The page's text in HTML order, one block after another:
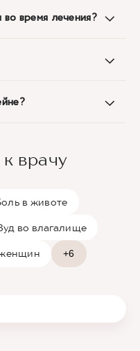
время лечения?
врачу
в животе
во влагалище
женщин +6